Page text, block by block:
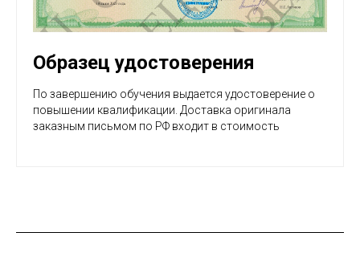
Образец удостоверения
По завершению обучения выдается удостоверение о
повышении квалификации. Доставка оригинала
заказным письмом по РФ входит в стоимость